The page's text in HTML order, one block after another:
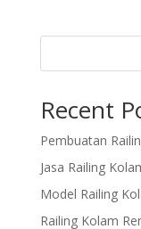
Recent
Pembuatan
Jasa Railing
Model Railing
Railing Kolam